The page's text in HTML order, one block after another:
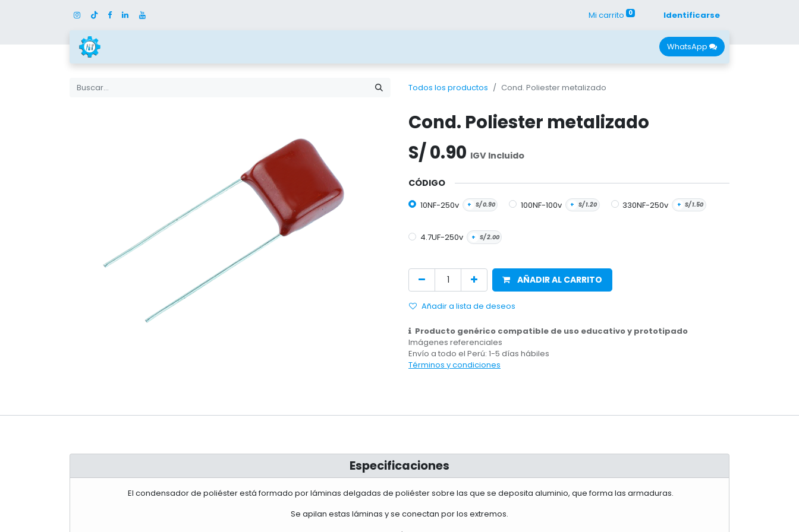
Mi carrito 0 Identificarse
WhatsApp
Todos los productos Cond. Poliester metalizado
Cond. Poliester metalizado
S/0.90 IGV Incluido
CÓDIGO
10NF-250v + S/0.90 100NF-100v + S/1.20 330NF-250v + S/1.50
4.7UF-250v + S/2.00
AÑADIR AL CARRITO
Añadir a lista de deseos
Producto genérico compatible de uso educativo y prototipado
Imágenes referenciales
Envío a todo el Perú: 1-5 días hábiles
Términos y condiciones
Especificaciones
El condensador de poliéster está formado por láminas delgadas de poliéster sobre las que se deposita aluminio, que forma las armaduras.
Se apilan estas láminas y se conectan por los extremos.